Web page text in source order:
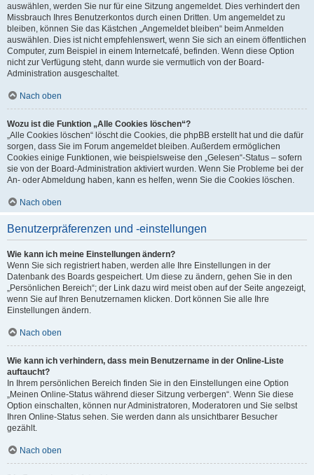
auswählen, werden Sie nur für eine Sitzung angemeldet. Dies verhindert den
Missbrauch Ihres Benutzerkontos durch einen Dritten. Um angemeldet zu
bleiben, können Sie das Kästchen „Angemeldet bleiben“ beim Anmelden
auswählen. Dies ist nicht empfehlenswert, wenn Sie sich an einem öffentlichen
Computer, zum Beispiel in einem Internetcafé, befinden. Wenn diese Option
nicht zur Verfügung steht, dann wurde sie vermutlich von der Board-
Administration ausgeschaltet.
Nach oben
Wozu ist die Funktion „Alle Cookies löschen“?
„Alle Cookies löschen“ löscht die Cookies, die phpBB erstellt hat und die dafür
sorgen, dass Sie im Forum angemeldet bleiben. Außerdem ermöglichen
Cookies einige Funktionen, wie beispielsweise den „Gelesen“-Status – sofern
sie von der Board-Administration aktiviert wurden. Wenn Sie Probleme bei der
An- oder Abmeldung haben, kann es helfen, wenn Sie die Cookies löschen.
Nach oben
Benutzerpräferenzen und -einstellungen
Wie kann ich meine Einstellungen ändern?
Wenn Sie sich registriert haben, werden alle Ihre Einstellungen in der
Datenbank des Boards gespeichert. Um diese zu ändern, gehen Sie in den
„Persönlichen Bereich“; der Link dazu wird meist oben auf der Seite angezeigt,
wenn Sie auf Ihren Benutzernamen klicken. Dort können Sie alle Ihre
Einstellungen ändern.
Nach oben
Wie kann ich verhindern, dass mein Benutzername in der Online-Liste
auftaucht?
In Ihrem persönlichen Bereich finden Sie in den Einstellungen eine Option
„Meinen Online-Status während dieser Sitzung verbergen“. Wenn Sie diese
Option einschalten, können nur Administratoren, Moderatoren und Sie selbst
Ihren Online-Status sehen. Sie werden dann als unsichtbarer Besucher
gezählt.
Nach oben